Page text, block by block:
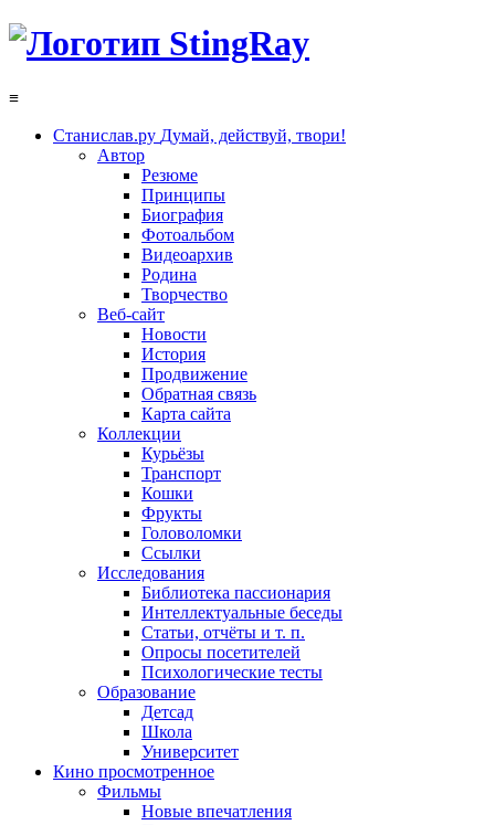
≡
Станислав.ру Думай, действуй, твори!
Автор
Резюме
Принципы
Биография
Фотоальбом
Видеоархив
Родина
Творчество
Веб-сайт
Новости
История
Продвижение
Обратная связь
Карта сайта
Коллекции
Курьёзы
Транспорт
Кошки
Фрукты
Головоломки
Ссылки
Исследования
Библиотека пассионария
Интеллектуальные беседы
Статьи, отчёты и т. п.
Опросы посетителей
Психологические тесты
Образование
Детсад
Школа
Университет
Кино просмотренное
Фильмы
Новые впечатления